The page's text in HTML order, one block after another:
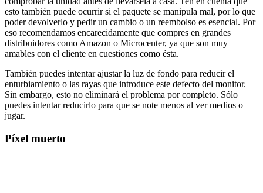
esto también puede ocurrir si el paquete se manipula mal, por lo que
poder devolverlo y pedir un cambio o un reembolso es esencial. Por
eso recomendamos encarecidamente que compres en grandes
distribuidores como Amazon o Microcenter, ya que son muy
amables con el cliente en cuestiones como ésta.
También puedes intentar ajustar la luz de fondo para reducir el
enturbiamiento o las rayas que introduce este defecto del monitor.
Sin embargo, esto no eliminará el problema por completo. Sólo
puedes intentar reducirlo para que se note menos al ver medios o
jugar.
Píxel muerto